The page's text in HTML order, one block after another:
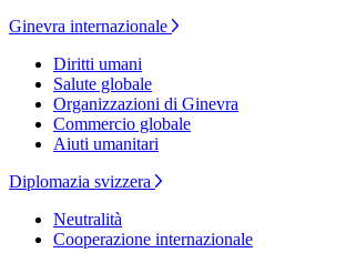
Ginevra internazionale
Diritti umani
Salute globale
Organizzazioni di Ginevra
Commercio globale
Aiuti umanitari
Diplomazia svizzera
Neutralità
Cooperazione internazionale